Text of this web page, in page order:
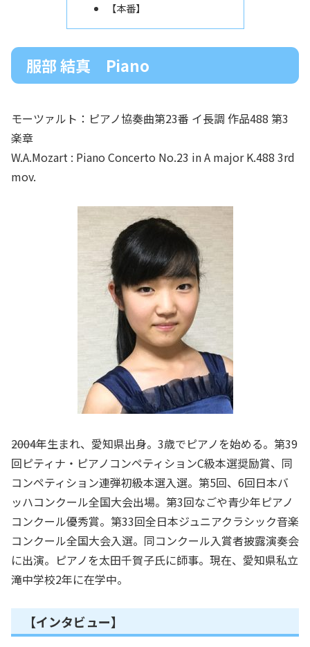
【本番】
服部 結真 Piano
モーツァルト：ピアノ協奏曲第23番 イ長調 作品488 第3
楽章
W.A.Mozart : Piano Concerto No.23 in A major K.488 3rd
mov.
―――2004年生まれ、愛知県出身。3歳でピアノを始める。第39
回ピティナ・ピアノコンペティションC級本選奨励賞、同
コンペティション連弾初級本選入選。第5回、6回日本バ
ッハコンクール全国大会出場。第3回なごや青少年ピアノ
コンクール優秀賞。第33回全日本ジュニアクラシック音楽
コンクール全国大会入選。同コンクール入賞者披露演奏会
に出演。ピアノを太田千賀子氏に師事。現在、愛知県私立
滝中学校2年に在学中。
【インタビュー】